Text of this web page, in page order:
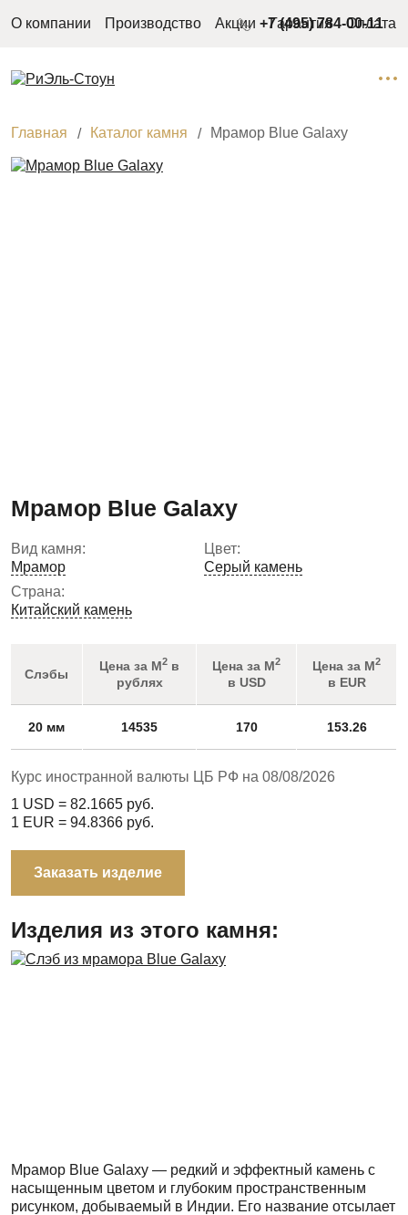
О компании Производство Акции Гарантия Оплата
+7 (495) 784-00-11
Главная Каталог камня Мрамор Blue Galaxy
Мрамор Blue Galaxy
Вид камня:
Мрамор
Цвет:
Серый камень
Страна:
Китайский камень
Слэбы
Цена за М2 в
рублях
Цена за М2
в USD
Цена за М2
в EUR
20 мм 14535 170 153.26
Курс иностранной валюты ЦБ РФ на 08/08/2026
1 USD = 82.1665 руб.
1 EUR = 94.8366 руб.
Заказать изделие
Изделия из этого камня:
Мрамор Blue Galaxy — редкий и эффектный камень с
насыщенным цветом и глубоким пространственным
рисунком, добываемый в Индии. Его название отсылает